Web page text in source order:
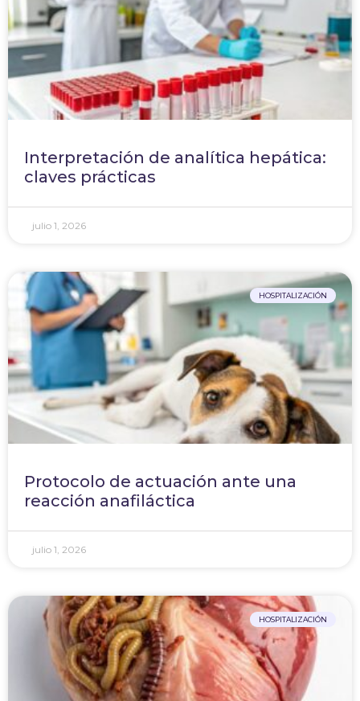
Interpretación de analítica hepática:
claves prácticas
julio 1, 2026
HOSPITALIZACIÓN
Protocolo de actuación ante una
reacción anafiláctica
julio 1, 2026
HOSPITALIZACIÓN